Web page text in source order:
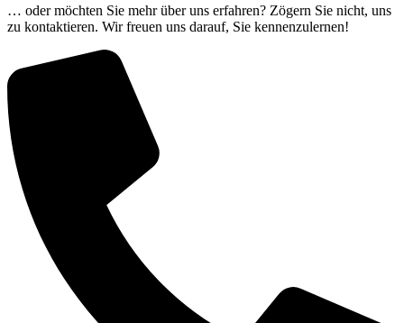
… oder möchten Sie mehr über uns erfahren? Zögern Sie nicht, uns
zu kontaktieren. Wir freuen uns darauf, Sie kennenzulernen!